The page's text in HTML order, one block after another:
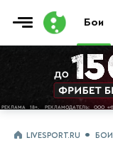
Бои
LIVESPORT.RU БОИ